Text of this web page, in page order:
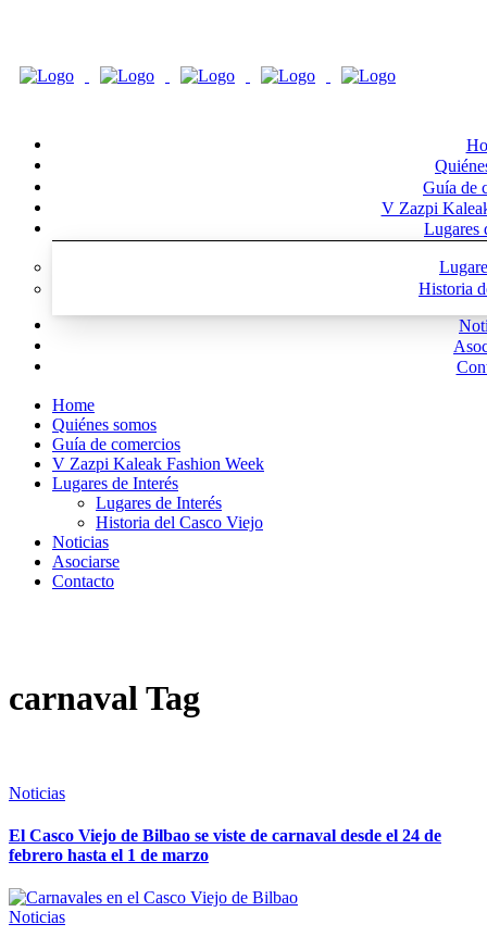
Guía de
V Zazpi
Lugares
Historia
Home
Quiénes somos
Guía de comercios
V Zazpi Kaleak Fashion Week
Lugares de Interés
Lugares de Interés
Historia del Casco Viejo
Noticias
Asociarse
Contacto
carnaval Tag
Noticias
El Casco Viejo de Bilbao se viste de carnaval desde el 24 de
febrero hasta el 1 de marzo
Noticias